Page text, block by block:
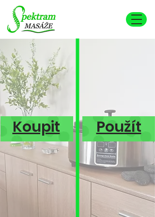
Koupit Použít